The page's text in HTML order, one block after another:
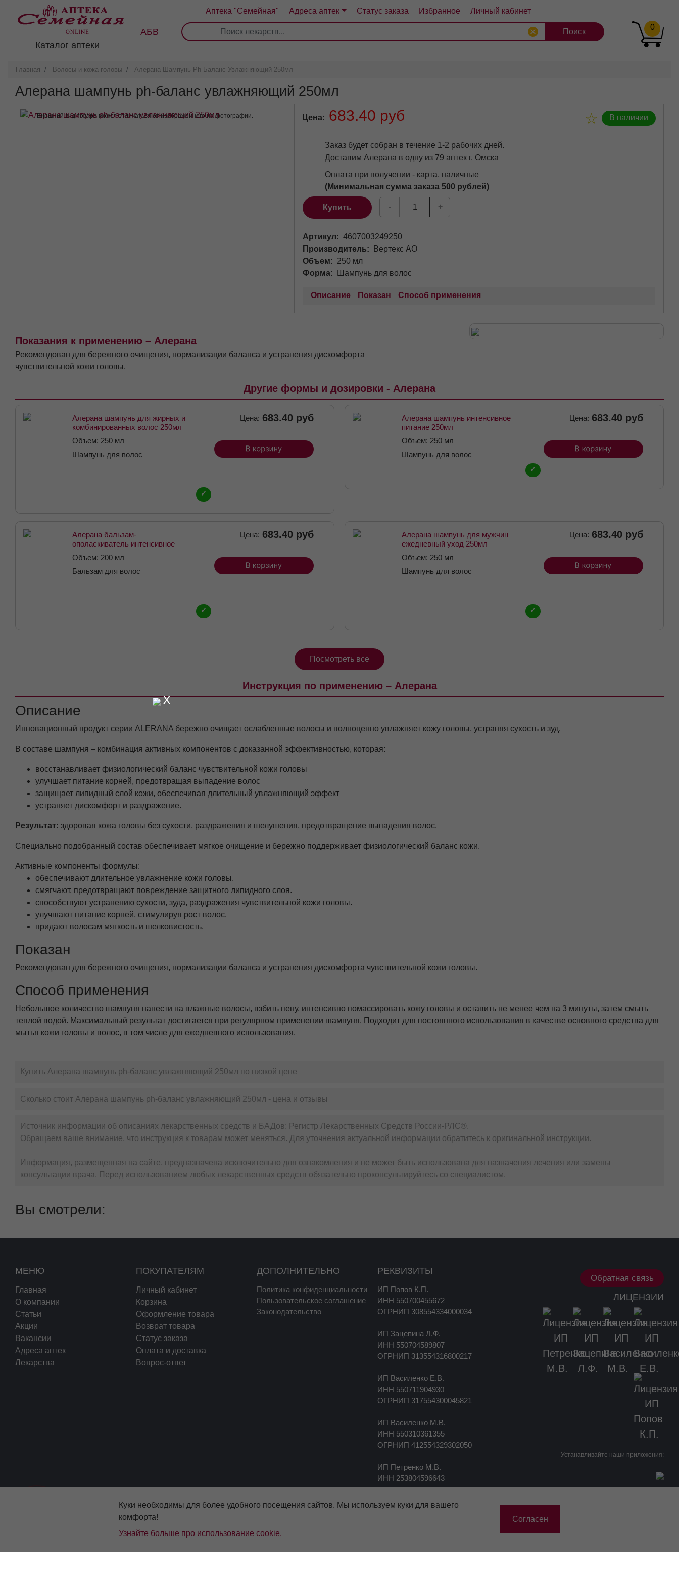
содержанию
Аптека "Семейная" Адреса аптек Статус заказа Избранное Личный кабинет
Каталог аптеки
АБВ 0
2 4 10
Главная Волосы и кожа головы Алерана Шампунь Ph Баланс Увлажняющий 250мл
Алерана шампунь ph-баланс увлажняющий 250мл
Внешний вид товара может отличаться от изображенного на фотографии. Цена 683.40 руб В наличии
Заказ будет собран в течение 1-2 рабочих дней.
Доставим Алерана в одну из 79 аптек г. Омска
Оплата при получении - карта, наличные
(Минимальная сумма заказа 500 рублей)
Купить - +
Артикул
4607003249250
Производитель
Вертекс АО
Объем
250 мл
Форма
Шампунь для волос
Описание Показан Способ применения
Показания к применению – Алерана
Рекомендован для бережного очищения, нормализации баланса и устранения дискомфорта
чувствительной кожи головы.
Другие формы и дозировки - Алерана
Алерана шампунь для жирных и
комбинированных волос 250мл
Объем: 250 мл
Шампунь для волос
Цена: 683.40 руб
✓
Алерана шампунь интенсивное
питание 250мл
Объем: 250 мл
Шампунь для волос
Цена: 683.40 руб
✓
Алерана бальзам-
ополаскиватель интенсивное
питание флакон 200мл
Объем: 200 мл
Бальзам для волос
Цена: 683.40 руб
✓
Алерана шампунь для мужчин
ежедневный уход 250мл
Объем: 250 мл
Шампунь для волос
Цена: 683.40 руб
✓
Посмотреть все
Инструкция по применению – Алерана
Описание
Инновационный продукт серии ALERANA бережно очищает ослабленные волосы и полноценно увлажняет кожу головы, устраняя сухость и зуд.
В составе шампуня – комбинация активных компонентов с доказанной эффективностью, которая:
восстанавливает физиологический баланс чувствительной кожи головы
улучшает питание корней, предотвращая выпадение волос
защищает липидный слой кожи, обеспечивая длительный увлажняющий эффект
устраняет дискомфорт и раздражение.
Результат: здоровая кожа головы без сухости, раздражения и шелушения, предотвращение выпадения волос.
Специально подобранный состав обеспечивает мягкое очищение и бережно поддерживает физиологический баланс кожи.
Активные компоненты формулы:
обеспечивают длительное увлажнение кожи головы.
смягчают, предотвращают повреждение защитного липидного слоя.
способствуют устранению сухости, зуда, раздражения чувствительной кожи головы.
улучшают питание корней, стимулируя рост волос.
придают волосам мягкость и шелковистость.
Показан
Рекомендован для бережного очищения, нормализации баланса и устранения дискомфорта чувствительной кожи головы.
Способ применения
Небольшое количество шампуня нанести на влажные волосы, взбить пену, интенсивно помассировать кожу головы и оставить не менее чем на 3 минуты, затем смыть
теплой водой. Максимальный результат достигается при регулярном применении шампуня. Подходит для постоянного использования в качестве основного средства для
мытья кожи головы и волос, в том числе для ежедневного использования.
Купить Алерана шампунь ph-баланс увлажняющий 250мл по низкой цене
Сколько стоит Алерана шампунь ph-баланс увлажняющий 250мл - цена и отзывы
Источник информации об описаниях лекарственных средств и БАДов: Регистр Лекарственных Средств России-РЛС®.
Обращаем ваше внимание, что инструкция к товарам может меняться. Для уточнения актуальной информации обратитесь к оригинальной инструкции.
Информация, размещенная на сайте, предназначена исключительно для ознакомления и не может быть использована для назначения лечения или замены
консультации врача. Перед использованием любых лекарственных средств обязательно проконсультируйтесь со специалистом.
X
Вы смотрели:
МЕНЮ
Главная
О компании
Статьи
Акции
Вакансии
Адреса аптек
Лекарства
ПОКУПАТЕЛЯМ
Личный кабинет
Корзина
Оформление товара
Возврат товара
Статус заказа
Оплата и доставка
Вопрос-ответ
ДОПОЛНИТЕЛЬНО
Политика конфиденциальности
Пользовательское соглашение
Законодательство
РЕКВИЗИТЫ
ИП Попов К.П.
ИНН 550700455672
ОГРНИП 308554334000034
ИП Зацепина Л.Ф.
ИНН 550704589807
ОГРНИП 313554316800217
ИП Василенко Е.В.
ИНН 550711904930
ОГРНИП 317554300045821
ИП Василенко М.В.
ИНН 550310361355
ОГРНИП 412554329302050
ИП Петренко М.В.
ИНН 253804596643
ОГРНИП 318554300033516
Обратная связь
ЛИЦЕНЗИИ
Устанавливайте наши приложения:
Куки необходимы для более удобного посещения сайтов. Мы используем куки для вашего
комфорта!
Узнайте больше про использование cookie.
Согласен